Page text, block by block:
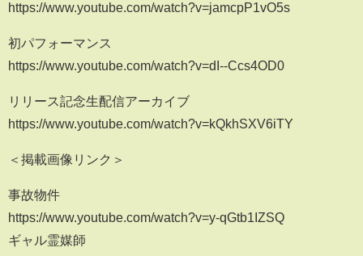
https://www.youtube.com/watch?v=jamcpP1vO5s
初パフォーマンス
https://www.youtube.com/watch?v=dI--Ccs4OD0
リリース記念生配信アーカイブ
https://www.youtube.com/watch?v=kQkhSXV6iTY
＜掲載画像リンク＞
事故物件
https://www.youtube.com/watch?v=y-qGtb1IZSQ
ギャル霊媒師